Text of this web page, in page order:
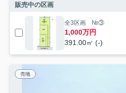
販売中の区画
全3区画 №③
1,000万円
391.00㎡ (-)
売地